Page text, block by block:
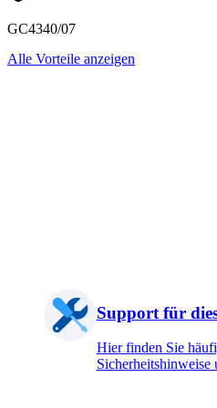
GC4340/07
Alle Vorteile anzeigen
Support für
Hier finden Sie
Sicherheitshinweise